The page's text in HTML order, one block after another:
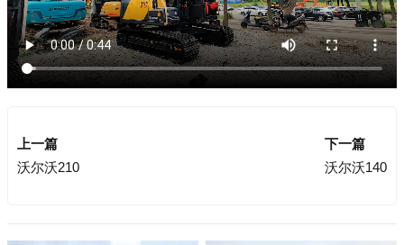
上一篇
沃尔沃210
下一篇
沃尔沃140